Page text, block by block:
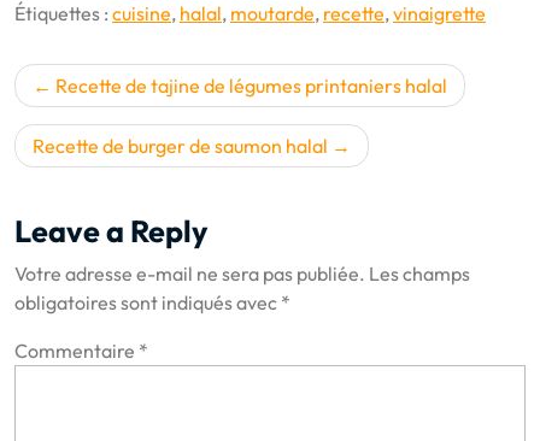
Étiquettes : cuisine, halal, moutarde, recette,vinaigrette
Navigation
de
l’article
Recette de tajine de légumes printaniers halal
Recette de burger de saumon halal
Leave a Reply
Votre adresse e-mail ne sera pas publiée. Les champs
obligatoires sont indiqués avec *
Commentaire *